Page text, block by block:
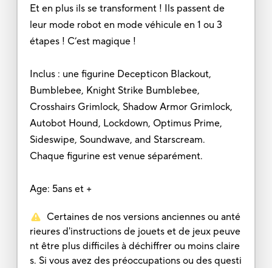
Et en plus ils se transforment ! Ils passent de
leur mode robot en mode véhicule en 1 ou 3
étapes ! C’est magique !
Inclus : une figurine Decepticon Blackout,
Bumblebee, Knight Strike Bumblebee,
Crosshairs Grimlock, Shadow Armor Grimlock,
Autobot Hound, Lockdown, Optimus Prime,
Sideswipe, Soundwave, and Starscream.
Chaque figurine est venue séparément.
Age: 5ans et +
Certaines de nos versions anciennes ou anté
rieures d'instructions de jouets et de jeux peuve
nt être plus difficiles à déchiffrer ou moins claire
s. Si vous avez des préoccupations ou des questi